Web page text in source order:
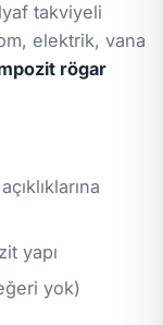
takviyeli
elektrik, vana
rögar
yapı
yok)